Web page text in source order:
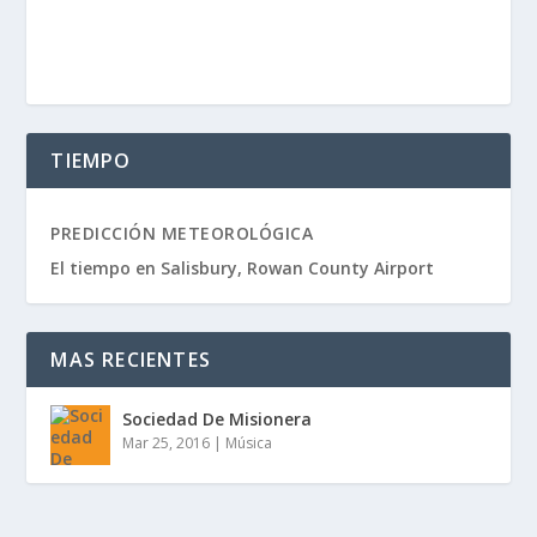
TIEMPO
PREDICCIÓN METEOROLÓGICA
El tiempo en Salisbury, Rowan County Airport
MAS RECIENTES
Sociedad De Misionera
Mar 25, 2016 | Música